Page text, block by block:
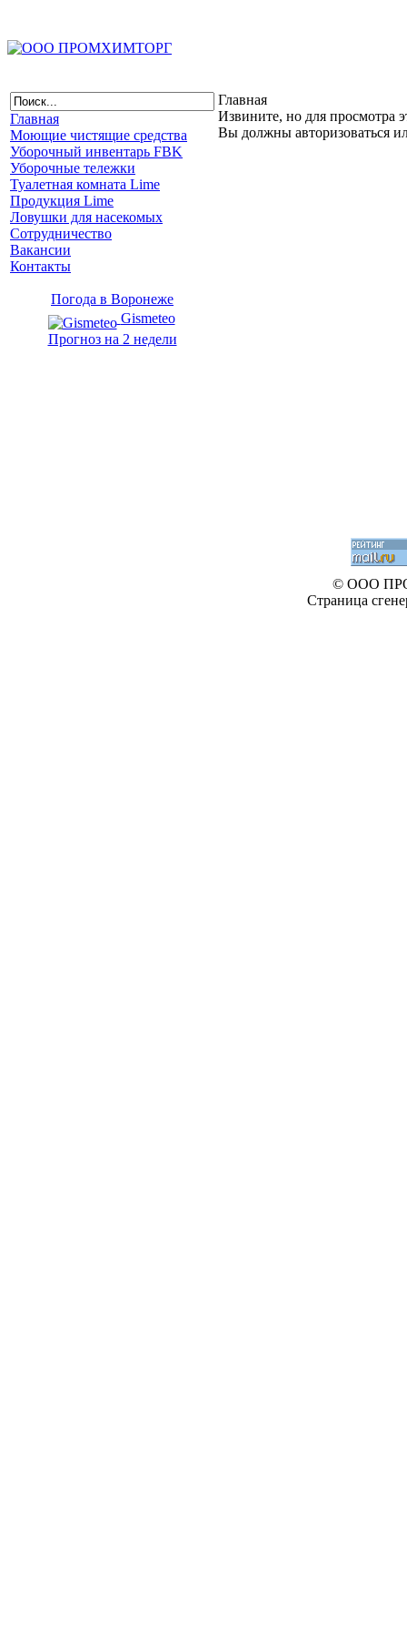
Главная
Моющие чистящие средства
Уборочный инвентарь FBK
Уборочные тележки
Туалетная комната Lime
Продукция Lime
Ловушки для насекомых
Сотрудничество
Вакансии
Контакты
Погода в Воронеже
Gismeteo
Прогноз на 2 недели
Главная
Извините, но для просмотра
Вы должны авторизоваться
© ООО
Страница